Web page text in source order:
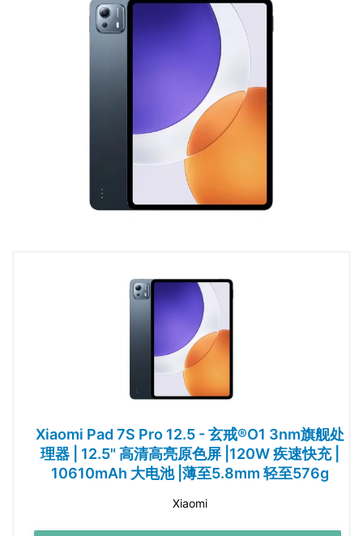
Xiaomi Pad 7S Pro 12.5 - 玄戒®O1 3nm旗舰处
理器 | 12.5" 高清高亮原色屏 |120W 疾速快充 |
10610mAh 大电池 |薄至5.8mm 轻至576g
Xiaomi